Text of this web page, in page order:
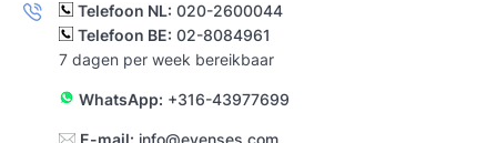
Telefoon NL: 020-2600044
Telefoon BE: 02-8084961
7 dagen per week bereikbaar
WhatsApp: +316-43977699